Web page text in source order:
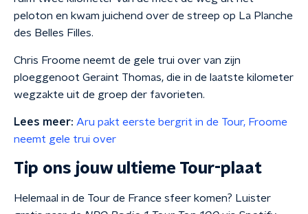
peloton en kwam juichend over de streep op La Planche
des Belles Filles.
Chris Froome neemt de gele trui over van zijn
ploeggenoot Geraint Thomas, die in de laatste kilometer
wegzakte uit de groep der favorieten.
Lees meer: Aru pakt eerste bergrit in de Tour, Froome
neemt gele trui over
Tip ons jouw ultieme Tour-plaat
Helemaal in de Tour de France sfeer komen? Luister